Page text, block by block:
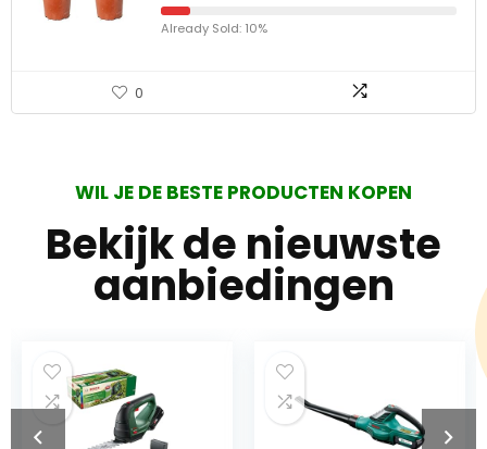
Already Sold: 10%
0
WIL JE DE BESTE PRODUCTEN KOPEN
Bekijk de nieuwste
aanbiedingen